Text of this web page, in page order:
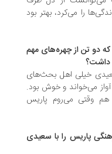
می‌کرد، بهتر بود
از چهره‌های مهم
اهل بحث‌های
و خوش بود.
می‌روم پاریس
را با سعیدی